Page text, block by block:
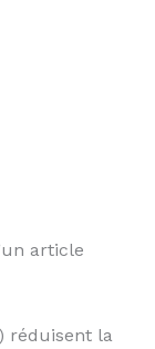
article
réduisent la